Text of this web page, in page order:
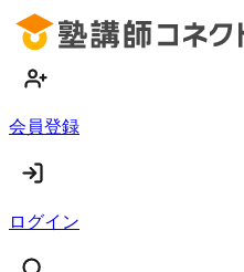
会員登録
ログイン